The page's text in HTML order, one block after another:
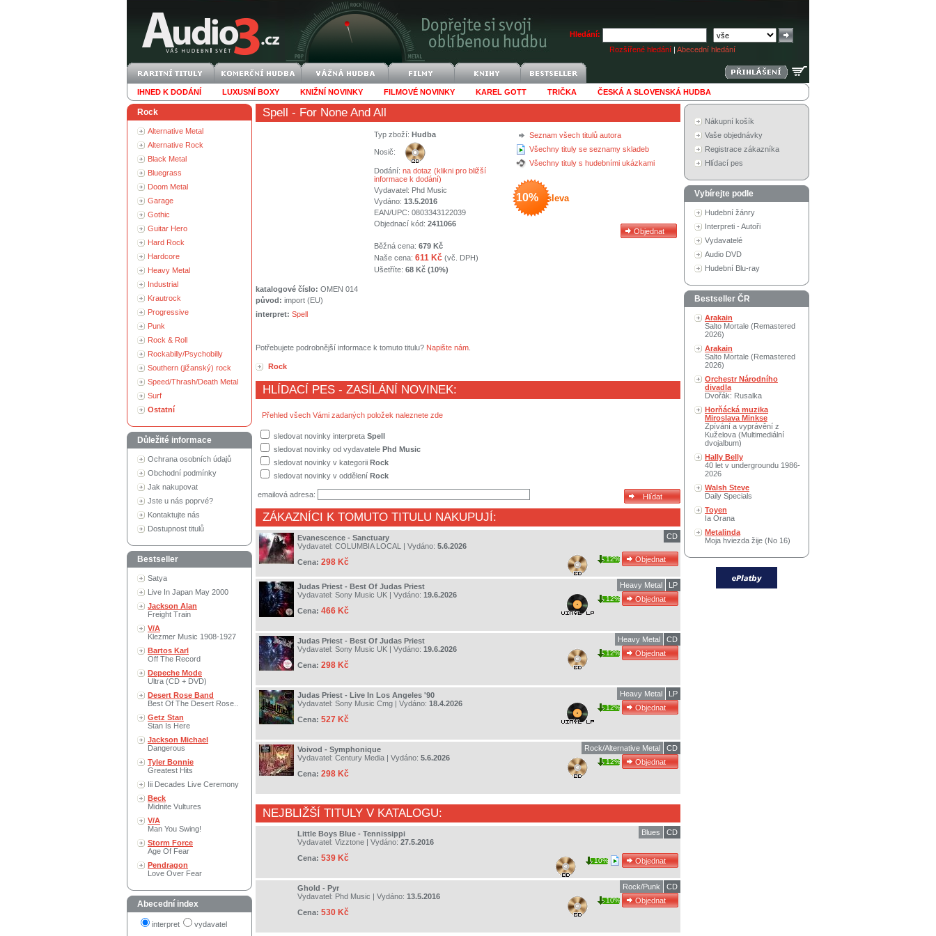
Hledání:
Rozšířené hledání | Abecední hledání
IHNED K DODÁNÍ LUXUSNÍ BOXY KNIŽNÍ NOVINKY FILMOVÉ NOVINKY KAREL GOTT TRIČKA ČESKÁ A SLOVENSKÁ HUDBA
Rock
Alternative Metal
Alternative Rock
Black Metal
Bluegrass
Doom Metal
Garage
Gothic
Guitar Hero
Hard Rock
Hardcore
Heavy Metal
Industrial
Krautrock
Progressive
Punk
Rock & Roll
Rockabilly/Psychobilly
Southern (jižanský) rock
Speed/Thrash/Death Metal
Surf
Ostatní
Důležité informace
Ochrana osobních údajů
Obchodní podmínky
Jak nakupovat
Jste u nás poprvé?
Kontaktujte nás
Dostupnost titulů
Bestseller
Satya
Live In Japan May 2000
Jackson Alan
Freight Train
V/A
Klezmer Music 1908-1927
Bartos Karl
Off The Record
Depeche Mode
Ultra (CD + DVD)
Desert Rose Band
Best Of The Desert Rose..
Getz Stan
Stan Is Here
Jackson Michael
Dangerous
Tyler Bonnie
Greatest Hits
Iii Decades Live Ceremony
Beck
Midnite Vultures
V/A
Man You Swing!
Storm Force
Age Of Fear
Pendragon
Love Over Fear
Abecední index
interpret vydavatel
Spell - For None And All
Seznam všech titulů autora
Všechny tituly se seznamy skladeb
Všechny tituly s hudebními ukázkami
10% sleva
Typ zboží: Hudba
Nosič:
Dodání: na dotaz (klikni pro bližší
informace k dodání)
Vydavatel: Phd Music
Vydáno: 13.5.2016
EAN/UPC: 0803343122039
Objednací kód: 2411066
Běžná cena: 679 Kč
Naše cena: 611 Kč (vč. DPH)
Ušetříte: 68 Kč (10%)
katalogové číslo: OMEN 014
původ: import (EU)
interpret: Spell
Potřebujete podrobnější informace k tomuto titulu? Napište nám
Rock
HLÍDACÍ PES - ZASÍLÁNÍ NOVINEK:
Přehled všech Vámi zadaných položek naleznete zde
sledovat novinky interpreta Spell
sledovat novinky od vydavatele Phd Music
sledovat novinky v kategorii Rock
sledovat novinky v oddělení Rock
emailová adresa:
ZÁKAZNÍCI K TOMUTO TITULU NAKUPUJÍ:
Evanescence - Sanctuary
Vydavatel: COLUMBIA LOCAL | Vydáno: 5.6.2026
Cena: 298 Kč
CD
12%
Judas Priest - Best Of Judas Priest
Vydavatel: Sony Music UK | Vydáno: 19.6.2026
Cena: 466 Kč
LP
Heavy Metal
12%
Judas Priest - Best Of Judas Priest
Vydavatel: Sony Music UK | Vydáno: 19.6.2026
Cena: 298 Kč
CD
Heavy Metal
12%
Judas Priest - Live In Los Angeles '90
Vydavatel: Sony Music Cmg | Vydáno: 18.4.2026
Cena: 527 Kč
LP
Heavy Metal
12%
Voivod - Symphonique
Vydavatel: Century Media | Vydáno: 5.6.2026
Cena: 298 Kč
CD
Rock/Alternative Metal
12%
NEJBLIŽŠÍ TITULY V KATALOGU:
Little Boys Blue - Tennissippi
Vydavatel: Vizztone | Vydáno: 27.5.2016
Cena: 539 Kč
CD
Blues
10%
Ghold - Pyr
Vydavatel: Phd Music | Vydáno: 13.5.2016
Cena: 530 Kč
CD
Rock/Punk
10%
Nákupní košík
Vaše objednávky
Registrace zákazníka
Hlídací pes
Vybírejte podle
Hudební žánry
Interpreti - Autoři
Vydavatelé
Audio DVD
Hudební Blu-ray
Bestseller ČR
Arakain
Salto Mortale (Remastered
2026)
Arakain
Salto Mortale (Remastered
2026)
Orchestr Národního
divadla
Dvořák: Rusalka
Horňácká muzika
Miroslava Minkse
Zpívání a vyprávění z
Kuželova (Multimediální
dvojalbum)
Hally Belly
40 let v undergroundu 1986-
2026
Walsh Steve
Daily Specials
Toyen
Ia Orana
Metalinda
Moja hviezda žije (No 16)